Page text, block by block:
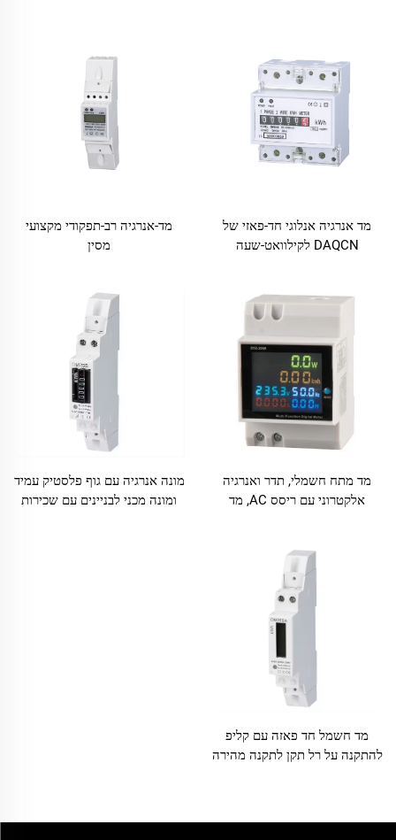
מד אנרגיה אנלוגי חד-פאזי של
DAQCN לקילוואט-שעה
מד-אנרגיה רב-תפקודי מקצועי
מסין
מד מתח חשמלי, תדר ואנרגיה
אלקטרוני עם ריסס AC, מד
מונה אנרגיה עם גוף פלסטיק עמיד
ומונה מכני לבניינים עם שכירות
מד חשמל חד פאזה עם קליפ
להתקנה על רל תקן לתקנה מהירה